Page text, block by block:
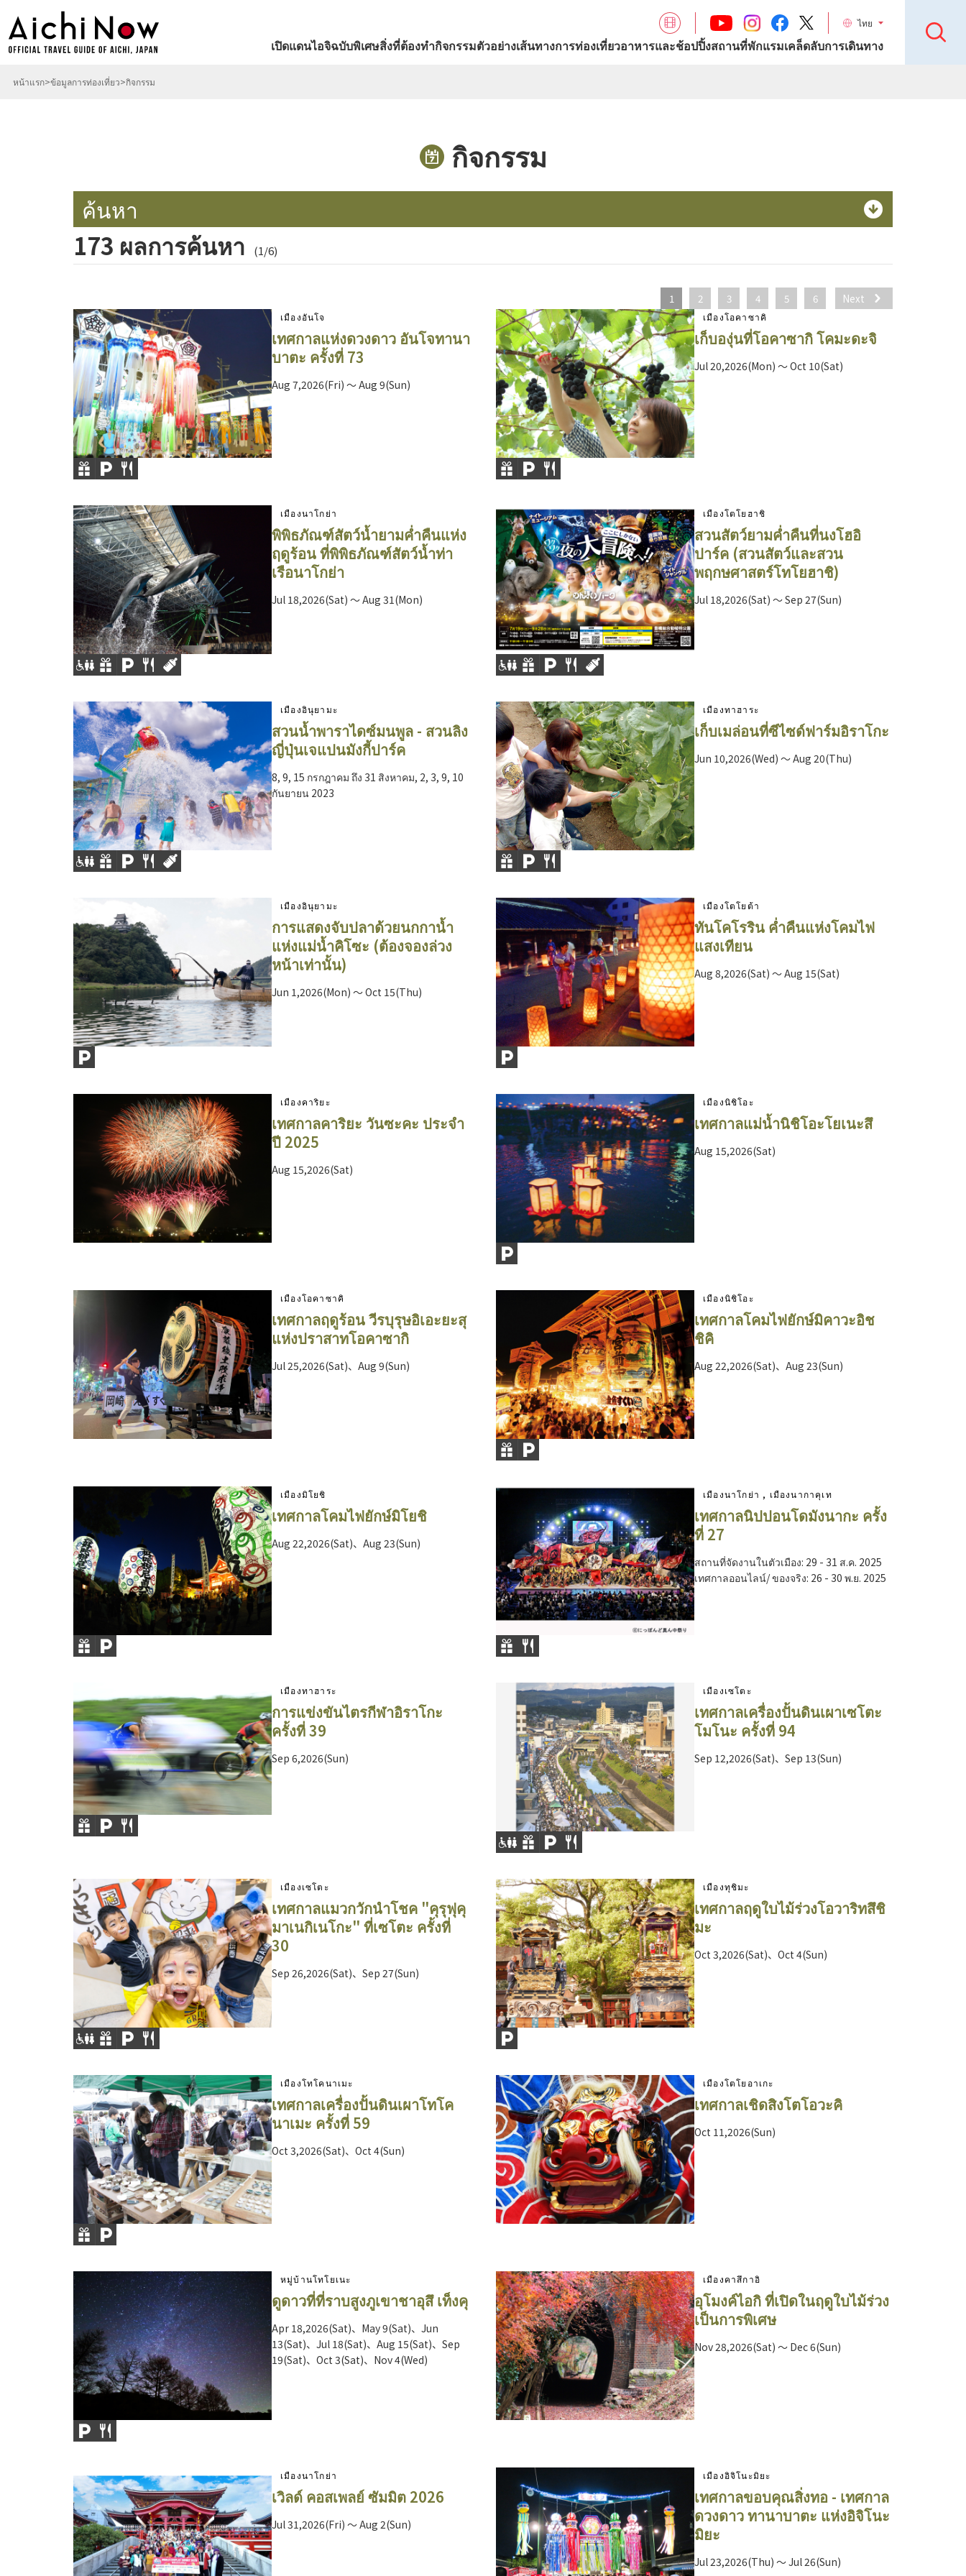
ไทย
เปิดแดนไอจิฉบับพิเศษสิ่งที่ต้องทำกิจกรรมตัวอย่างเส้นทางการท่องเที่ยวอาหารและช้อปปิ้งสถานที่พักแรมเคล็ดลับการเดินทาง
หน้าแรก ข้อมูลการท่องเที่ยว กิจกรรม
กิจกรรม
ค้นหา
173 ผลการค้นหา (1/6)
1 2 3 4 5 6 Next
เมืองอันโจ
เทศกาลแห่งดวงดาว อันโจทานา
บาตะ ครั้งที่ 73
Aug 7,2026(Fri) ～ Aug 9(Sun)
เมืองโอคาซาคิ
เก็บองุ่นที่โอคาซากิ โคมะดะจิ
Jul 20,2026(Mon) ～ Oct 10(Sat)
เมืองนาโกย่า
พิพิธภัณฑ์สัตว์น้ำยามค่ำคืนแห่ง
ฤดูร้อน ที่พิพิธภัณฑ์สัตว์น้ำท่า
เรือนาโกย่า
Jul 18,2026(Sat) ～ Aug 31(Mon)
เมืองโตโยฮาชิ
สวนสัตว์ยามค่ำคืนที่นงโฮอิ
ปาร์ค (สวนสัตว์และสวน
พฤกษศาสตร์โทโยฮาชิ)
Jul 18,2026(Sat) ～ Sep 27(Sun)
เมืองอินุยามะ
สวนน้ำพาราไดซ์มนพูล - สวนลิง
ญี่ปุ่นเจแปนมังกี้ปาร์ค
8, 9, 15 กรกฎาคม ถึง 31 สิงหาคม, 2, 3, 9, 10
กันยายน 2023
เมืองทาฮาระ
เก็บเมล่อนที่ซีไซด์ฟาร์มอิราโกะ
Jun 10,2026(Wed) ～ Aug 20(Thu)
เมืองอินุยามะ
การแสดงจับปลาด้วยนกกาน้ำ
แห่งแม่น้ำคิโซะ (ต้องจองล่วง
หน้าเท่านั้น)
Jun 1,2026(Mon) ～ Oct 15(Thu)
เมืองโตโยต้า
ทันโคโรริน ค่ำคืนแห่งโคมไฟ
แสงเทียน
Aug 8,2026(Sat) ～ Aug 15(Sat)
เมืองคาริยะ
เทศกาลคาริยะ วันซะคะ ประจำ
ปี 2025
Aug 15,2026(Sat)
เมืองนิชิโอะ
เทศกาลแม่น้ำนิชิโอะโยเนะสึ
Aug 15,2026(Sat)
เมืองโอคาซาคิ
เทศกาลฤดูร้อน วีรบุรุษอิเอะยะสุ
แห่งปราสาทโอคาซากิ
Jul 25,2026(Sat)、Aug 9(Sun)
เมืองนิชิโอะ
เทศกาลโคมไฟยักษ์มิคาวะอิช
ชิคิ
Aug 22,2026(Sat)、Aug 23(Sun)
เมืองมิโยชิ
เทศกาลโคมไฟยักษ์มิโยชิ
Aug 22,2026(Sat)、Aug 23(Sun)
เมืองนาโกย่า , เมืองนากาคุเท
เทศกาลนิปปอนโดมังนากะ ครั้ง
ที่ 27
สถานที่จัดงานในตัวเมือง: 29 - 31 ส.ค. 2025
เทศกาลออนไลน์/ ของจริง: 26 - 30 พ.ย. 2025
เมืองทาฮาระ
การแข่งขันไตรกีฬาอิราโกะ
ครั้งที่ 39
Sep 6,2026(Sun)
เมืองเซโตะ
เทศกาลเครื่องปั้นดินเผาเซโตะ
โมโนะ ครั้งที่ 94
Sep 12,2026(Sat)、Sep 13(Sun)
เมืองเซโตะ
เทศกาลแมวกวักนำโชค "คุรุฟุคุ
มาเนกิเนโกะ" ที่เซโตะ ครั้งที่
30
Sep 26,2026(Sat)、Sep 27(Sun)
เมืองทุชิมะ
เทศกาลฤดูใบไม้ร่วงโอวาริทสึชิ
มะ
Oct 3,2026(Sat)、Oct 4(Sun)
เมืองโทโคนาเมะ
เทศกาลเครื่องปั้นดินเผาโทโค
นาเมะ ครั้งที่ 59
Oct 3,2026(Sat)、Oct 4(Sun)
เมืองโตโยอาเกะ
เทศกาลเชิดสิงโตโอวะคิ
Oct 11,2026(Sun)
หมู่บ้านโทโยเนะ
ดูดาวที่ที่ราบสูงภูเขาชาอุสึ เท็งคุ
Apr 18,2026(Sat)、May 9(Sat)、Jun
13(Sat)、Jul 18(Sat)、Aug 15(Sat)、Sep
19(Sat)、Oct 3(Sat)、Nov 4(Wed)
เมืองคาสึกาอิ
อุโมงค์ไอกิ ที่เปิดในฤดูใบไม้ร่วง
เป็นการพิเศษ
Nov 28,2026(Sat) ～ Dec 6(Sun)
เมืองนาโกย่า
เวิลด์ คอสเพลย์ ซัมมิต 2026
Jul 31,2026(Fri) ～ Aug 2(Sun)
เมืองอิจิโนะมิยะ
เทศกาลขอบคุณสิ่งทอ - เทศกาล
ดวงดาว ทานาบาตะ แห่งอิจิโนะ
มิยะ
Jul 23,2026(Thu) ～ Jul 26(Sun)